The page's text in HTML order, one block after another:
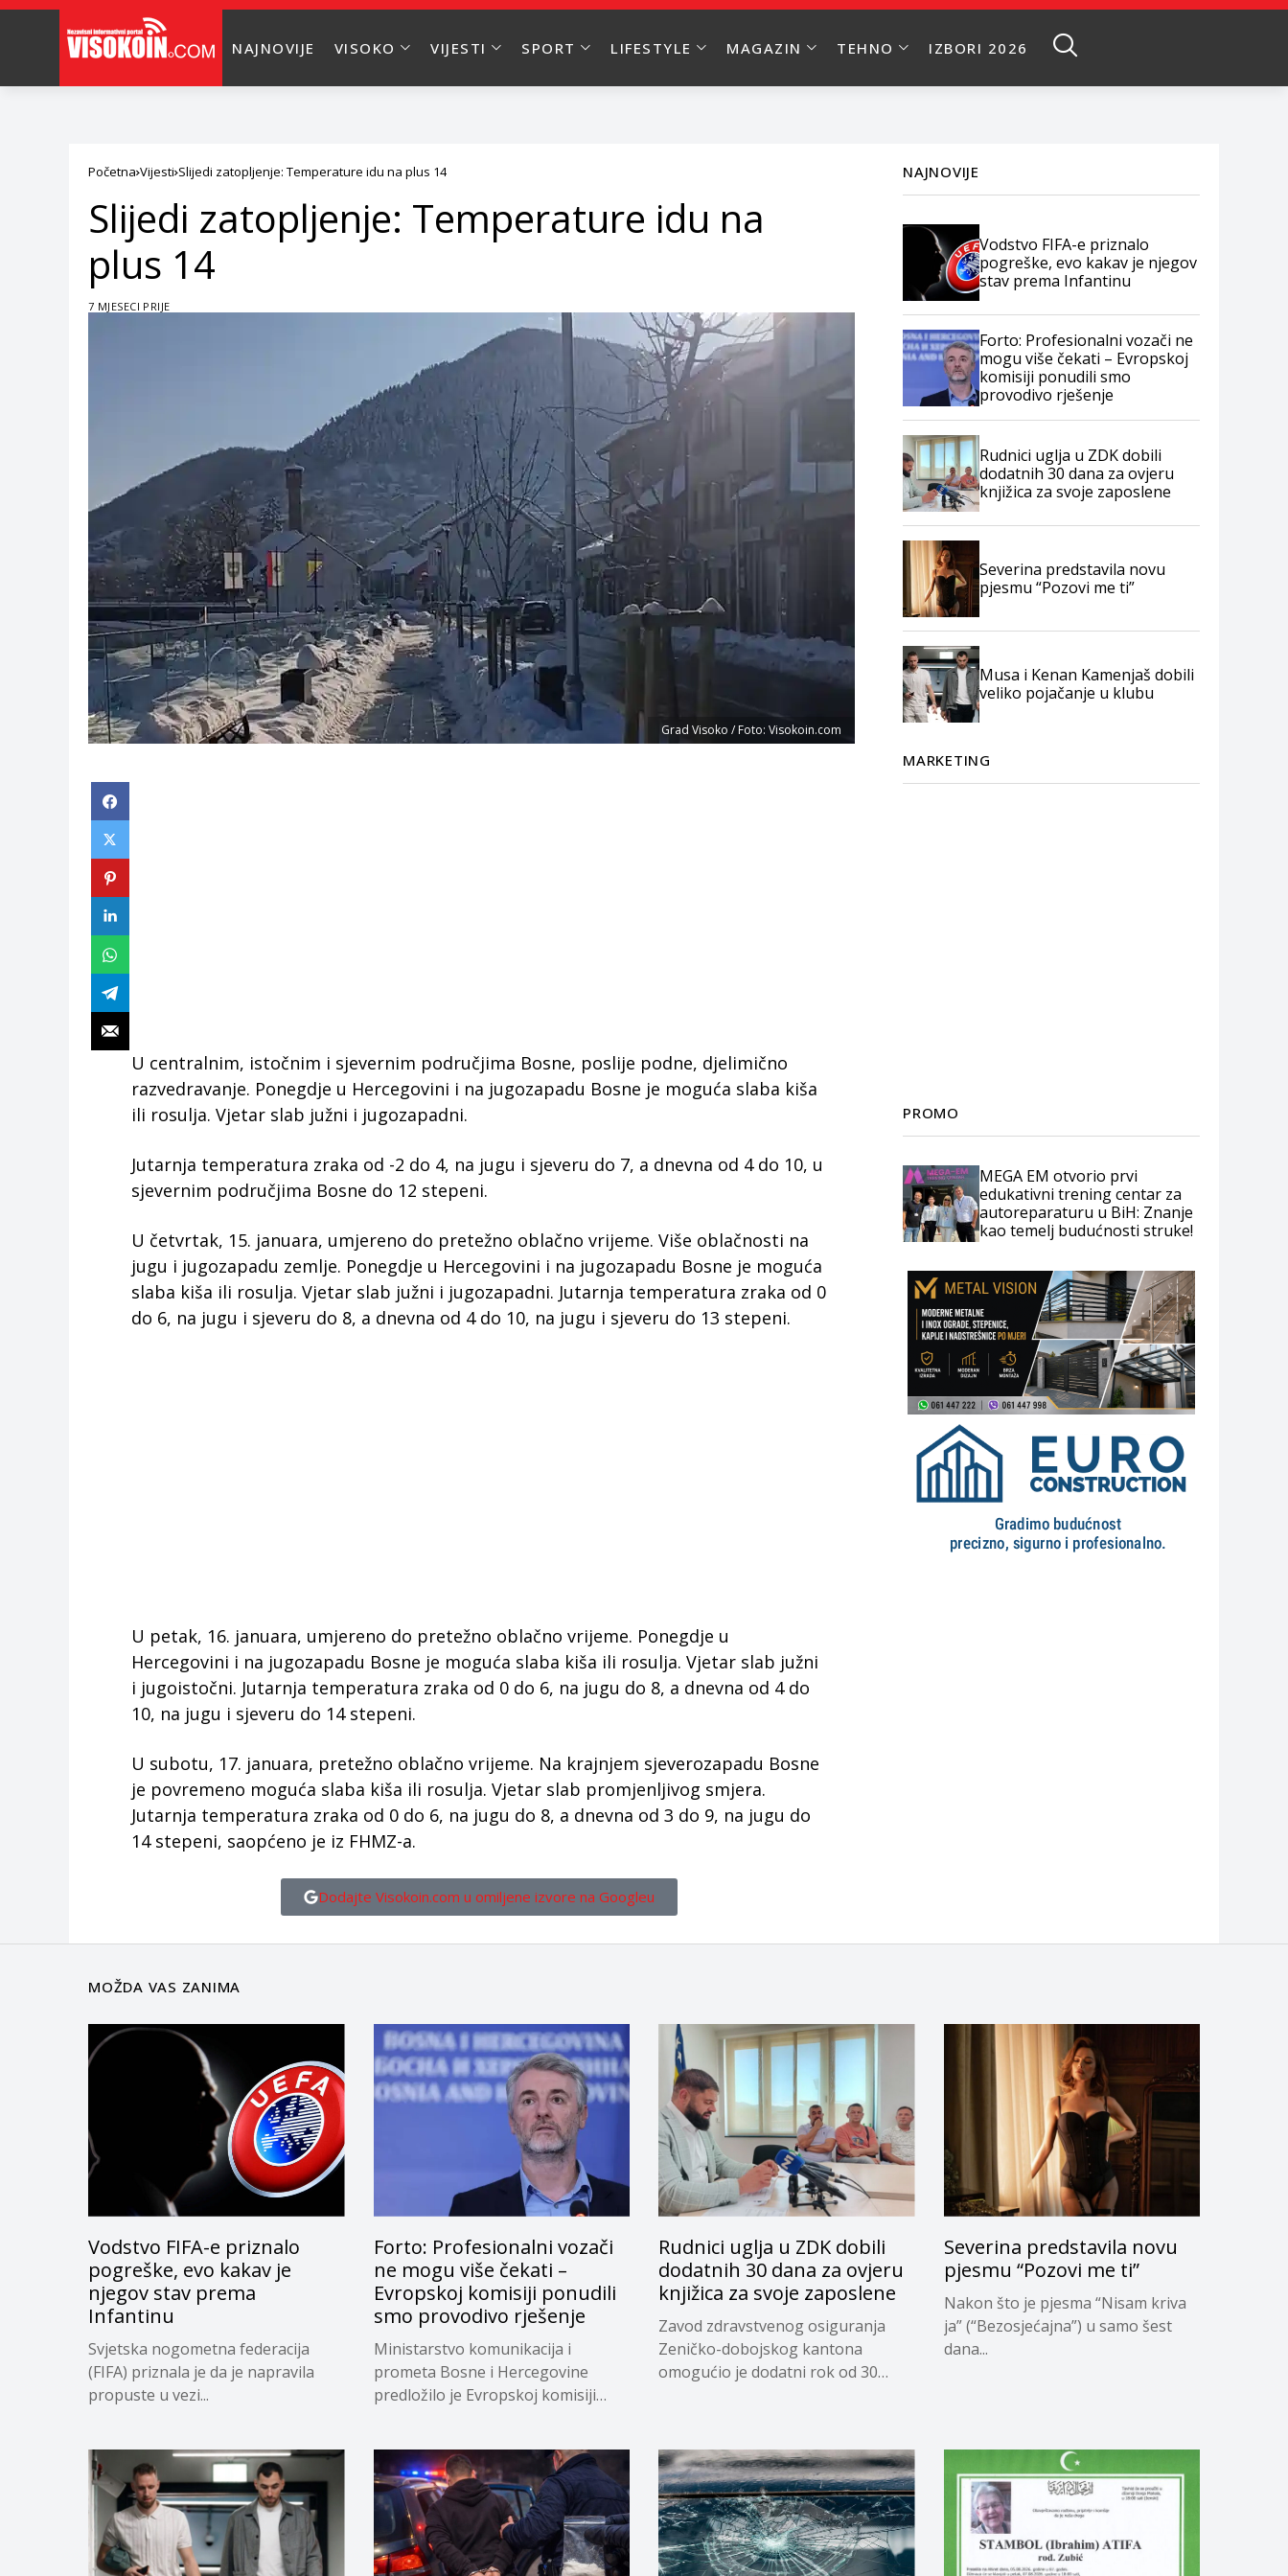
NAJNOVIJE VISOKO VIJESTI SPORT LIFESTYLE MAGAZIN TEHNO IZBORI 2026
Početna Vijesti Slijedi zatopljenje: Temperature idu na plus 14
Slijedi zatopljenje: Temperature idu na
plus 14
7 MJESECI PRIJE
Grad Visoko / Foto: Visokoin.com
U centralnim, istočnim i sjevernim područjima Bosne, poslije podne, djelimično
razvedravanje. Ponegdje u Hercegovini i na jugozapadu Bosne je moguća slaba kiša
ili rosulja. Vjetar slab južni i jugozapadni.
Jutarnja temperatura zraka od -2 do 4, na jugu i sjeveru do 7, a dnevna od 4 do 10, u
sjevernim područjima Bosne do 12 stepeni.
U četvrtak, 15. januara, umjereno do pretežno oblačno vrijeme. Više oblačnosti na
jugu i jugozapadu zemlje. Ponegdje u Hercegovini i na jugozapadu Bosne je moguća
slaba kiša ili rosulja. Vjetar slab južni i jugozapadni. Jutarnja temperatura zraka od 0
do 6, na jugu i sjeveru do 8, a dnevna od 4 do 10, na jugu i sjeveru do 13 stepeni.
U petak, 16. januara, umjereno do pretežno oblačno vrijeme. Ponegdje u
Hercegovini i na jugozapadu Bosne je moguća slaba kiša ili rosulja. Vjetar slab južni
i jugoistočni. Jutarnja temperatura zraka od 0 do 6, na jugu do 8, a dnevna od 4 do
10, na jugu i sjeveru do 14 stepeni.
U subotu, 17. januara, pretežno oblačno vrijeme. Na krajnjem sjeverozapadu Bosne
je povremeno moguća slaba kiša ili rosulja. Vjetar slab promjenljivog smjera.
Jutarnja temperatura zraka od 0 do 6, na jugu do 8, a dnevna od 3 do 9, na jugu do
14 stepeni, saopćeno je iz FHMZ-a.
Dodajte Visokoin.com u omiljene izvore na Googleu
NAJNOVIJE
Vodstvo FIFA-e priznalo
pogreške, evo kakav je njegov
stav prema Infantinu
Forto: Profesionalni vozači ne
mogu više čekati – Evropskoj
komisiji ponudili smo
provodivo rješenje
Rudnici uglja u ZDK dobili
dodatnih 30 dana za ovjeru
knjižica za svoje zaposlene
Severina predstavila novu
pjesmu “Pozovi me ti”
Musa i Kenan Kamenjaš dobili
veliko pojačanje u klubu
MARKETING
PROMO
MEGA EM otvorio prvi
edukativni trening centar za
autoreparaturu u BiH: Znanje
kao temelj budućnosti struke!
MOŽDA VAS ZANIMA
Vodstvo FIFA-e priznalo
pogreške, evo kakav je
njegov stav prema
Infantinu
Svjetska nogometna federacija
(FIFA) priznala je da je napravila
propuste u vezi...
Forto: Profesionalni vozači
ne mogu više čekati –
Evropskoj komisiji ponudili
smo provodivo rješenje
Ministarstvo komunikacija i
prometa Bosne i Hercegovine
predložilo je Evropskoj komisiji
Rudnici uglja u ZDK dobili
dodatnih 30 dana za ovjeru
knjižica za svoje zaposlene
Zavod zdravstvenog osiguranja
Zeničko-dobojskog kantona
omogućio je dodatni rok od 30
Severina predstavila novu
pjesmu “Pozovi me ti”
Nakon što je pjesma “Nisam kriva
ja” (“Bezosjećajna”) u samo šest
dana...